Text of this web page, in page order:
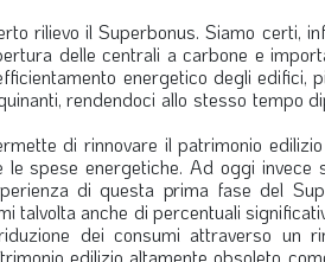
rilievo il Superbonus. Siamo certi,
delle centrali a carbone e
energetico degli edifici,
rendendoci allo stesso tempo
di rinnovare il patrimonio
spese energetiche. Ad oggi invece
di questa prima fase del
talvolta anche di percentuali
dei consumi attraverso un
edilizio altamente obsoleto